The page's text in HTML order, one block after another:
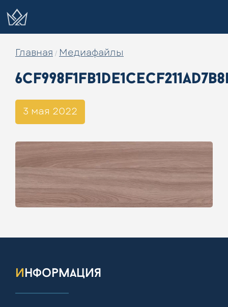
Главная / Медиафайлы
3 мая 2022
информация